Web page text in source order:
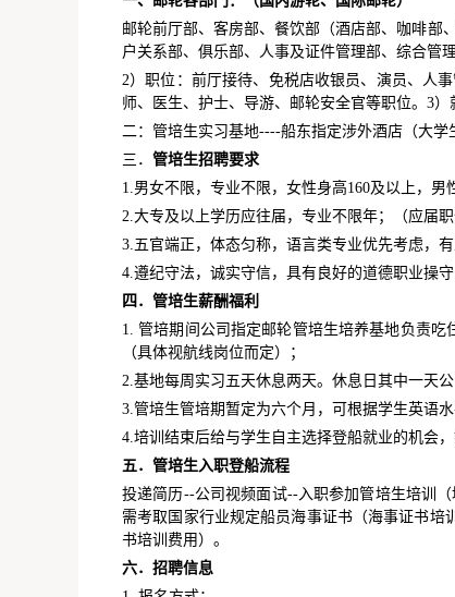
邮轮前厅部、客房部、餐饮部（酒店部、咖啡部
户关系部、俱乐部、人事及证件管理部、综合管
2）职位：前厅接待、免税店收银员、演员、人
师、医生、护士、导游、邮轮安全官等职位。3
二：管培生实习基地----船东指定涉外酒店（大
三． 管培生招聘要求
1.男女不限，专业不限，女性身高160及以上，男
2.大专及以上学历应往届，专业不限年；（应届
3.五官端正，体态匀称，语言类专业优先考虑，
4.遵纪守法，诚实守信，具有良好的道德职业操
四．管培生薪酬福利
1. 管培期间公司指定邮轮管培生培养基地负责吃
（具体视航线岗位而定）；
2.基地每周实习五天休息两天。休息日其中一天
3.管培生管培期暂定为六个月，可根据学生英语
4.培训结束后给与学生自主选择登船就业的机会
五．管培生入职登船流程
投递简历--公司视频面试--入职参加管培生培训
需考取国家行业规定船员海事证书（海事证书
书培训费用）。
六．招聘信息